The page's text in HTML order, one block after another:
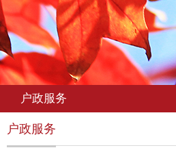
户政服务
户政服务